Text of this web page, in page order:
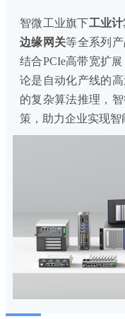
智微工业旗下工业
边缘网关等全系列
结合PCIe高带宽扩展
论是自动化产线的
的复杂算法推理，
策，助力企业实现智